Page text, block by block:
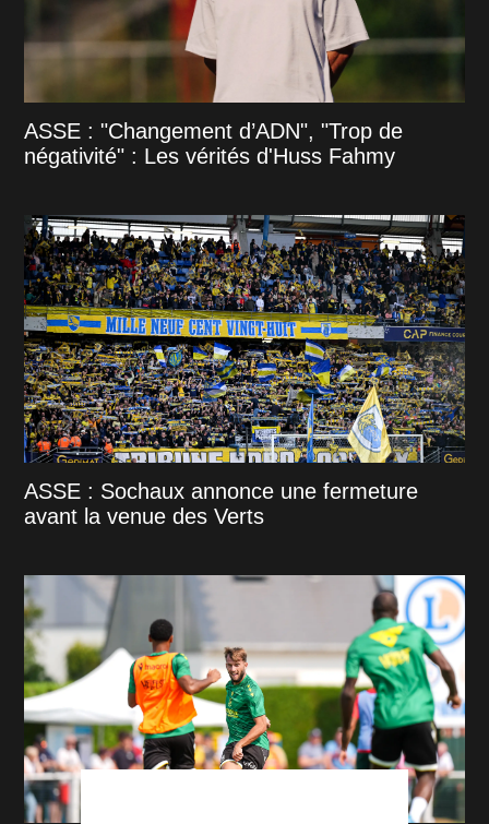
ASSE : "Changement d’ADN", "Trop de
négativité" : Les vérités d'Huss Fahmy
ASSE : Sochaux annonce une fermeture
avant la venue des Verts